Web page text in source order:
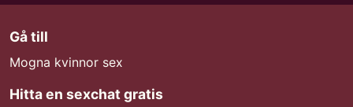
Gå till
Mogna kvinnor sex
Hitta en sexchat gratis